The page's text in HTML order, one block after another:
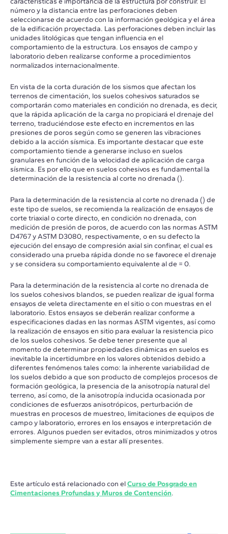
número y la distancia entre las perforaciones deben
seleccionarse de acuerdo con la información geológica y el área
de la edificación proyectada. Las perforaciones deben incluir las
unidades litológicas que tengan influencia en el
comportamiento de la estructura. Los ensayos de campo y
laboratorio deben realizarse conforme a procedimientos
normalizados internacionalmente.
En vista de la corta duración de los sismos que afectan los
terrenos de cimentación, los suelos cohesivos saturados se
comportarán como materiales en condición no drenada, es decir,
que la rápida aplicación de la carga no propiciará el drenaje del
terreno, traduciéndose este efecto en incrementos en las
presiones de poros según como se generen las vibraciones
debido a la acción sísmica. Es importante destacar que este
comportamiento tiende a generarse incluso en suelos
granulares en función de la velocidad de aplicación de carga
sísmica. Es por ello que en suelos cohesivos es fundamental la
determinación de la resistencia al corte no drenada ().
Para la determinación de la resistencia al corte no drenada () de
este tipo de suelos, se recomienda la realización de ensayos de
corte triaxial o corte directo, en condición no drenada, con
medición de presión de poros, de acuerdo con las normas ASTM
D4767 y ASTM D3080, respectivamente, o en su defecto la
ejecución del ensayo de compresión axial sin confinar, el cual es
considerado una prueba rápida donde no se favorece el drenaje
y se considera su comportamiento equivalente al de = 0.
Para la determinación de la resistencia al corte no drenada de
los suelos cohesivos blandos, se pueden realizar de igual forma
ensayos de veleta directamente en el sitio o con muestras en el
laboratorio. Estos ensayos se deberán realizar conforme a
especificaciones dadas en las normas ASTM vigentes, así como
la realización de ensayos en sitio para evaluar la resistencia pico
de los suelos cohesivos. Se debe tener presente que al
momento de determinar propiedades dinámicas en suelos es
inevitable la incertidumbre en los valores obtenidos debido a
diferentes fenómenos tales como: la inherente variabilidad de
los suelos debido a que son producto de complejos procesos de
formación geológica, la presencia de la anisotropía natural del
terreno, así como, de la anisotropía inducida ocasionada por
condiciones de esfuerzos anisotrópicos, perturbación de
muestras en procesos de muestreo, limitaciones de equipos de
campo y laboratorio, errores en los ensayos e interpretación de
errores. Algunos pueden ser evitados, otros minimizados y otros
simplemente siempre van a estar allí presentes.
Este artículo está relacionado con elCurso de Posgrado en
Cimentaciones Profundas y Muros de Contención.